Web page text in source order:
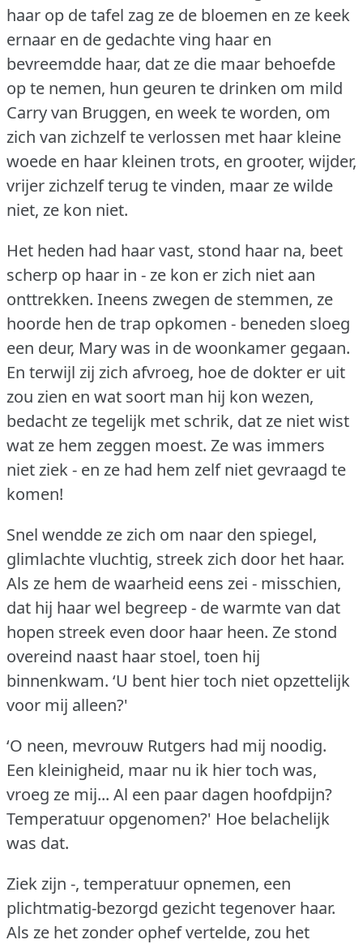
haar op de tafel zag ze de bloemen en ze keek
ernaar en de gedachte ving haar en
bevreemdde haar, dat ze die maar behoefde
op te nemen, hun geuren te drinken om mild
Carry van Bruggen, en week te worden, om
zich van zichzelf te verlossen met haar kleine
woede en haar kleinen trots, en grooter, wijder,
vrijer zichzelf terug te vinden, maar ze wilde
niet, ze kon niet.
Het heden had haar vast, stond haar na, beet
scherp op haar in - ze kon er zich niet aan
onttrekken. Ineens zwegen de stemmen, ze
hoorde hen de trap opkomen - beneden sloeg
een deur, Mary was in de woonkamer gegaan.
En terwijl zij zich afvroeg, hoe de dokter er uit
zou zien en wat soort man hij kon wezen,
bedacht ze tegelijk met schrik, dat ze niet wist
wat ze hem zeggen moest. Ze was immers
niet ziek - en ze had hem zelf niet gevraagd te
komen!
Snel wendde ze zich om naar den spiegel,
glimlachte vluchtig, streek zich door het haar.
Als ze hem de waarheid eens zei - misschien,
dat hij haar wel begreep - de warmte van dat
hopen streek even door haar heen. Ze stond
overeind naast haar stoel, toen hij
binnenkwam. ‘U bent hier toch niet opzettelijk
voor mij alleen?'
‘O neen, mevrouw Rutgers had mij noodig.
Een kleinigheid, maar nu ik hier toch was,
vroeg ze mij... Al een paar dagen hoofdpijn?
Temperatuur opgenomen?' Hoe belachelijk
was dat.
Ziek zijn -, temperatuur opnemen, een
plichtmatig-bezorgd gezicht tegenover haar.
Als ze het zonder ophef vertelde, zou het